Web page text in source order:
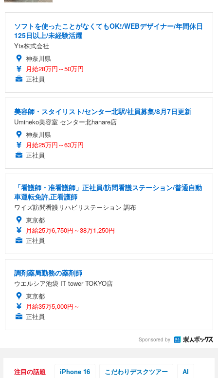
ソフトを使ったことがなくてもOK!/WEBデザイナー/年間休日
125日以上/未経験活躍
Yts株式会社
神奈川県
月給28万円～50万円
正社員
美容師・スタイリスト/センター北駅/社員募集/8月7日更新
Umineko美容室 センター北hanare店
神奈川県
月給25万円～63万円
正社員
「看護師・准看護師」正社員/訪問看護ステーション/普通自動
車運転免許,正看護師
ワイズ訪問看護リハビリステーション 調布
東京都
月給25万6,750円～38万1,250円
正社員
調剤薬局勤務の薬剤師
ウエルシア池袋 IT tower TOKYO店
東京都
月給35万5,000円～
正社員
Sponsored by
注目の話題 iPhone 16 こだわりデスクツアー AI